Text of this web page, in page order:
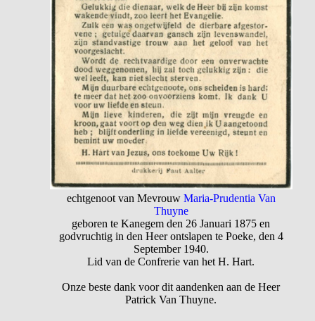
echtgenoot van Mevrouw Maria-Prudentia Van
Thuyne
geboren te Kanegem den 26 Januari 1875 en
godvruchtig in den Heer ontslapen te Poeke, den 4
September 1940.
Lid van de Confrerie van het H. Hart.
Onze beste dank voor dit aandenken aan de Heer
Patrick Van Thuyne.